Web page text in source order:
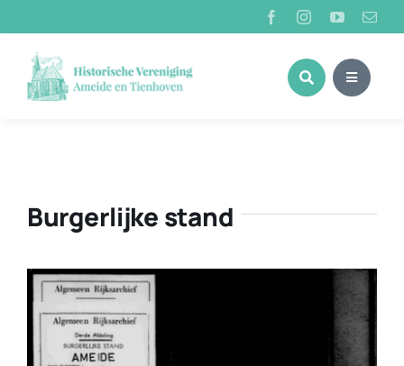
naar
inhoud
Burgerlijke stand